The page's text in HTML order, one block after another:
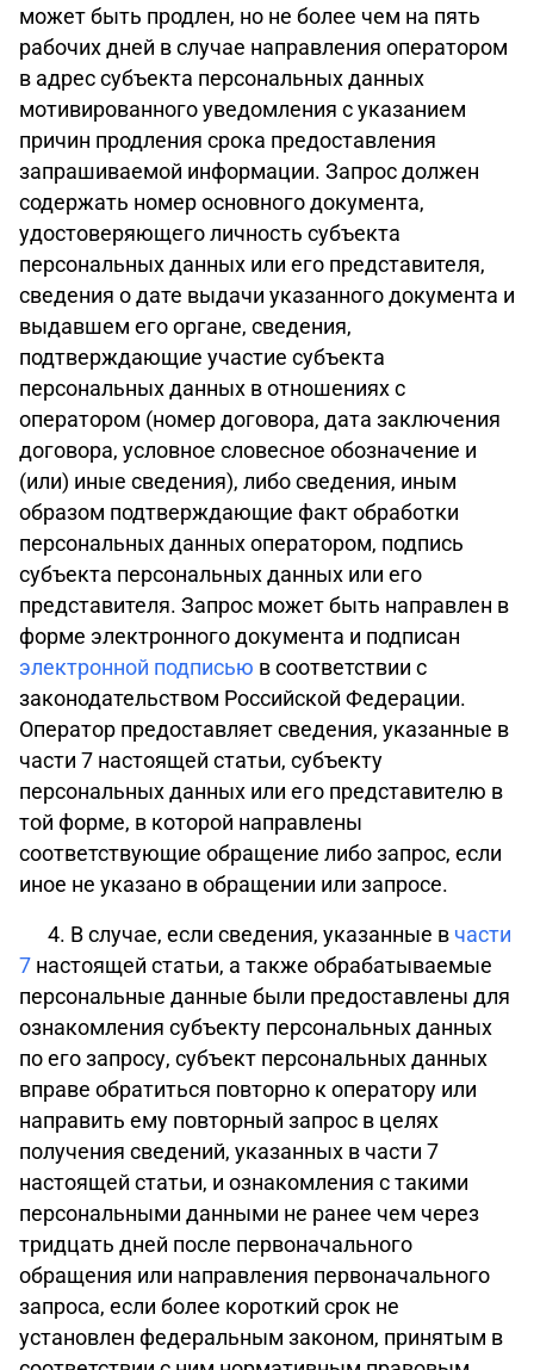
может быть продлен, но не более чем на пять
рабочих дней в случае направления оператором
в адрес субъекта персональных данных
мотивированного уведомления с указанием
причин продления срока предоставления
запрашиваемой информации. Запрос должен
содержать номер основного документа,
удостоверяющего личность субъекта
персональных данных или его представителя,
сведения о дате выдачи указанного документа и
выдавшем его органе, сведения,
подтверждающие участие субъекта
персональных данных в отношениях с
оператором (номер договора, дата заключения
договора, условное словесное обозначение и
(или) иные сведения), либо сведения, иным
образом подтверждающие факт обработки
персональных данных оператором, подпись
субъекта персональных данных или его
представителя. Запрос может быть направлен в
форме электронного документа и подписан
электронной подписью в соответствии с
законодательством Российской Федерации.
Оператор предоставляет сведения, указанные в
части 7 настоящей статьи, субъекту
персональных данных или его представителю в
той форме, в которой направлены
соответствующие обращение либо запрос, если
иное не указано в обращении или запросе.
4. В случае, если сведения, указанные в части
7 настоящей статьи, а также обрабатываемые
персональные данные были предоставлены для
ознакомления субъекту персональных данных
по его запросу, субъект персональных данных
вправе обратиться повторно к оператору или
направить ему повторный запрос в целях
получения сведений, указанных в части 7
настоящей статьи, и ознакомления с такими
персональными данными не ранее чем через
тридцать дней после первоначального
обращения или направления первоначального
запроса, если более короткий срок не
установлен федеральным законом, принятым в